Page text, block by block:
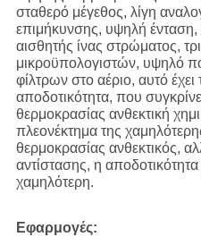
σταθερό μέγεθος, λίγη
επιμήκυνσης, υψηλή ένταση,
αισθητής ίνας στρώματος,
μικροϋπολογιστών, υψηλό
φίλτρων στο αέριο, αυτό
αποδοτικότητα, που
θερμοκρασίας ανθεκτική
πλεονέκτημα της
θερμοκρασίας ανθεκτικός,
αντίστασης, η αποδοτικότητα
χαμηλότερη.
Εφαρμογές: